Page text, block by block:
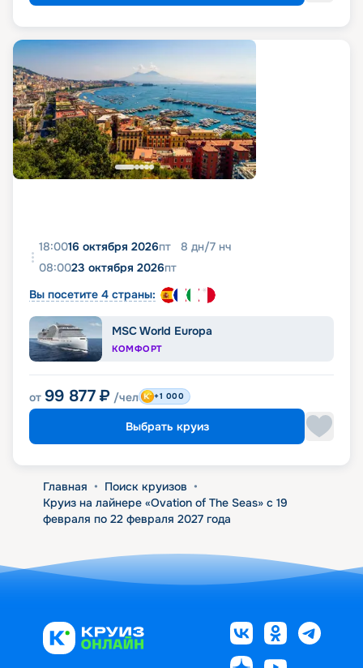
18:0016 октября 2026пт 8 дн/7 нч
08:0023 октября 2026пт
Вы посетите 4 страны:
MSC World Europa
КОМФОРТ
от 99 877 ₽ /чел +1 000
Выбрать круиз
Главная • Поиск круизов •
Круиз на лайнере «Ovation of The Seas» с 19
февраля по 22 февраля 2027 года